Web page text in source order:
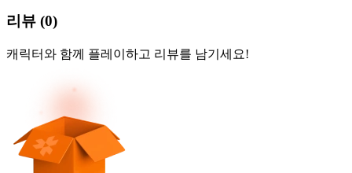
리뷰 (0)
캐릭터와 함께 플레이하고 리뷰를 남기세요!